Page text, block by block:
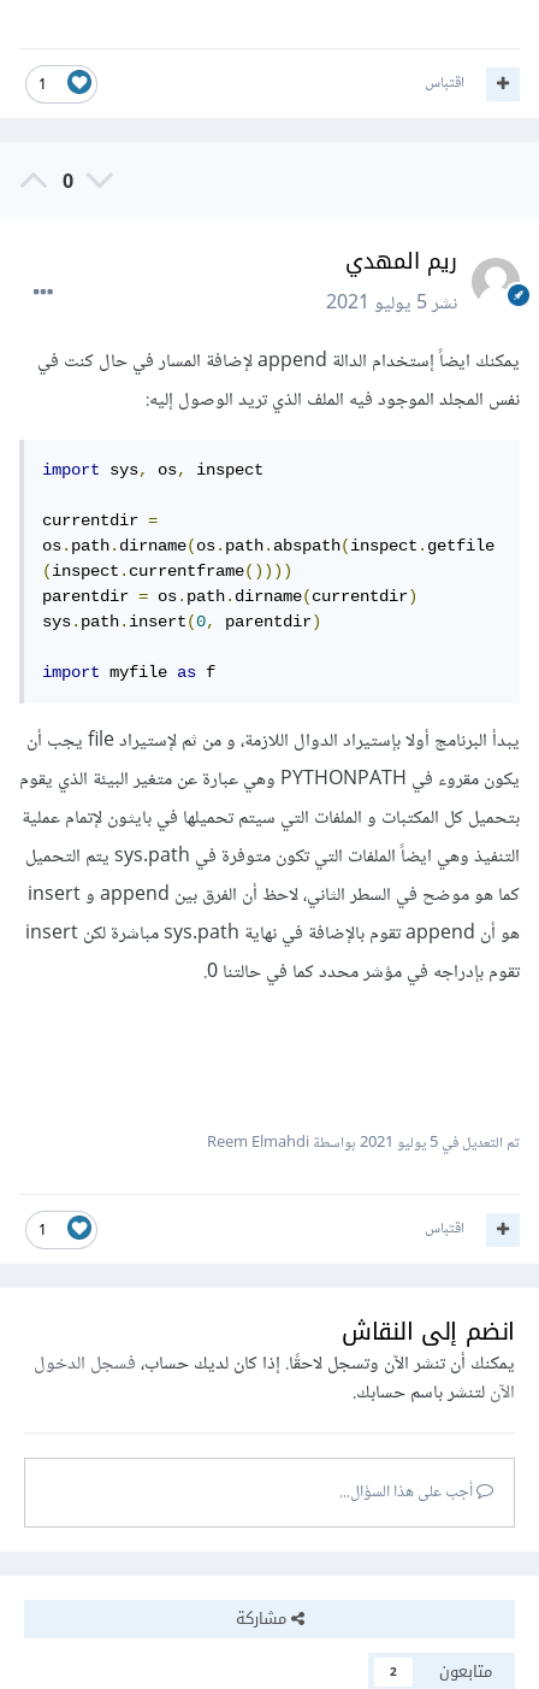
1 اقتباس
0
ريم المهدي
نشر5 يوليو 2021
يمكنك ايضاً إستخدام الدالة append لإضافة المسار في حال كنت في
نفس المجلد الموجود فيه الملف الذي تريد الوصول إليه:
import sys, os, inspect
currentdir =
os.path.dirname(os.path.abspath(inspect.getfile
(inspect.currentframe())))
parentdir = os.path.dirname(currentdir)
sys.path.insert(0, parentdir)
import myfile as f
يبدأ البرنامج أولا بإستيراد الدوال اللازمة، و من ثم لإستيراد file يجب أن
يكون مقروء في PYTHONPATH وهي عبارة عن متغير البيئة الذي يقوم
بتحميل كل المكتبات و الملفات التي سيتم تحميلها في بايثون لإتمام عملية
التنفيذ وهي ايضاً الملفات التي تكون متوفرة في sys.path يتم التحميل
كما هو موضح في السطر الثاني، لاحظ أن الفرق بين append و insert
هو أن append تقوم بالإضافة في نهاية sys.path مباشرة لكن insert
تقوم بإدراجه في مؤشر محدد كما في حالتنا 0.
تم التعديل في5 يوليو 2021 بواسطة Reem Elmahdi
1 اقتباس
انضم إلى النقاش
يمكنك أن تنشر الآن وتسجل لاحقًا. إذا كان لديك حساب،فسجل الدخول
الآنلتنشر باسم حسابك.
أجب على هذا السؤال...
مشاركة
متابعون
2